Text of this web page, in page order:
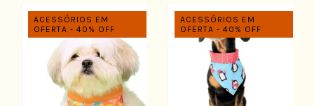
ACESSÓRIOS EM
OFERTA - 40% OFF
ACESSÓRIOS EM
OFERTA - 40% OFF